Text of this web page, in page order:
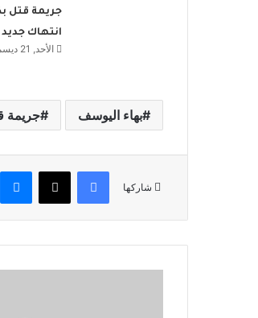
جريمة قتل
انتهاك
الأحد, 21 ديسمبر 2025, 1:47 م
بهاء اليوسف جريمة
شاركها
فيسبوك